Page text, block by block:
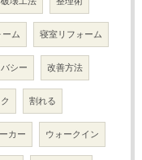
ーム 寝室リフォーム
シー 改善方法
割れる
カー ウォークイン